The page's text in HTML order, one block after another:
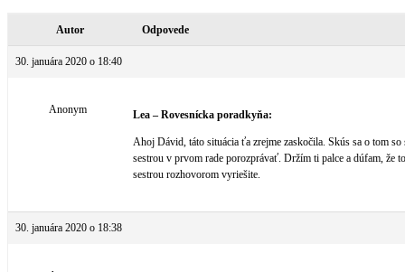
Autor Odpovede
30. januára 2020 o 18:40
Anonym Lea – Rovesnícka poradkyňa:
Ahoj Dávid, táto situácia ťa zrejme zaskočila. Skús sa o tom so
sestrou v prvom rade porozprávať. Držím ti palce a dúfam, že
sestrou rozhovorom vyriešite.
30. januára 2020 o 18:38